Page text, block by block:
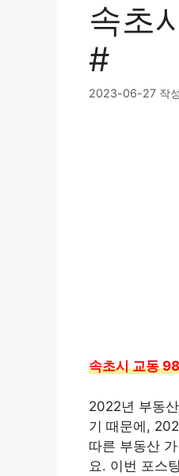
속초
#
2023-06-27 작
속초시 교동
2022년 부동
기 때문에,
따른 부동산
요. 이번 포스